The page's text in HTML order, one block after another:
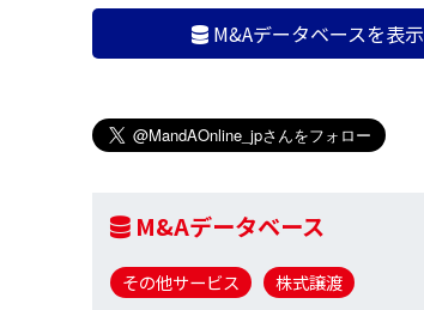
M&Aデータベースを表示
M&Aデータベース
その他サービス 株式譲渡